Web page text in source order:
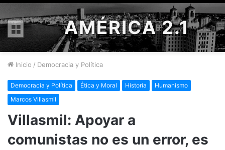
Menú
AMÉRICA 2.1
Inicio / Democracia y Política
Democracia y Política Ética y Moral Historia
Humanismo
Marcos Villasmil
Villasmil: Apoyar a
comunistas no es un error, es